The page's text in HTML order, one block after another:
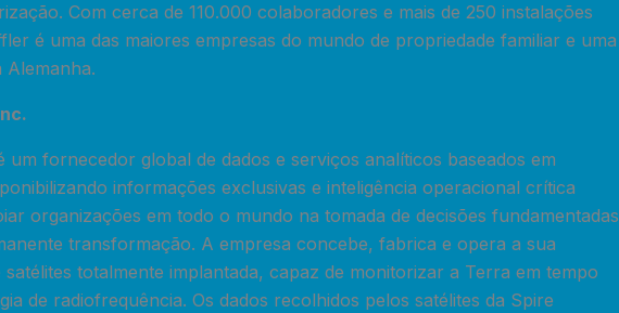
Com cerca de 110.000 colaboradores e mais de 250 instalações
é uma das maiores empresas do mundo de propriedade familiar e uma
Alemanha.
um fornecedor global de dados e serviços analíticos baseados em
informações exclusivas e inteligência operacional crítica
organizações em todo o mundo na tomada de decisões fundamentadas
transformação. A empresa concebe, fabrica e opera a sua
totalmente implantada, capaz de monitorizar a Terra em tempo
de radiofrequência. Os dados recolhidos pelos satélites da Spire